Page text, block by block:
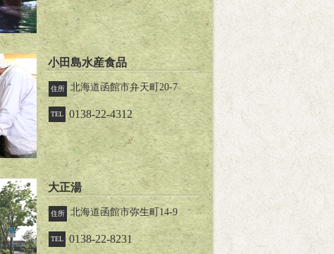
小田島水産食品
住所 北海道函館市弁天町20-7
TEL 0138-22-4312
大正湯
住所 北海道函館市弥生町14-9
TEL 0138-22-8231